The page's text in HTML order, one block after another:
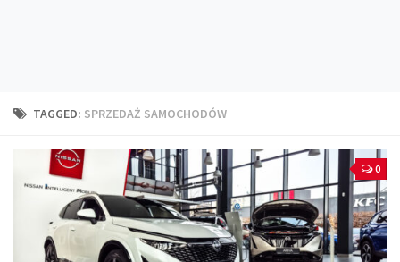
Technika jazdy
Kalkulatory
Przelicznik mocy
Auto z niemiec
TAGGED: SPRZEDAŻ SAMOCHODÓW
0